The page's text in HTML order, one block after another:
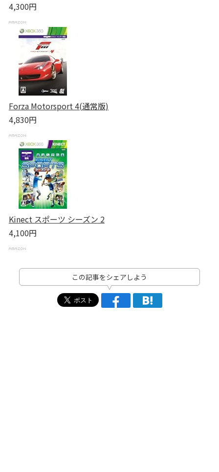
4,300円
Forza Motorsport 4(通常版)
4,830円
Kinect スポーツ シーズン 2
4,100円
この記事をシェアしよう